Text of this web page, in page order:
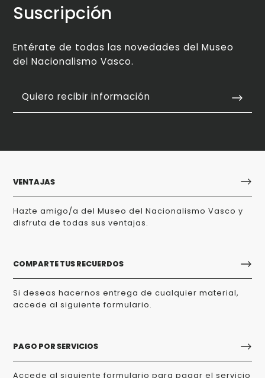
Suscripción
Entérate de todas las novedades del Museo
del Nacionalismo Vasco.
Quiero recibir información
VENTAJAS
Hazte amigo/a del Museo del Nacionalismo Vasco y
disfruta de todas sus ventajas.
COMPARTE TUS RECUERDOS
Si deseas hacernos entrega de cualquier material,
accede al siguiente formulario.
PAGO POR SERVICIOS
Accede al siguiente formulario para pagar el servicio